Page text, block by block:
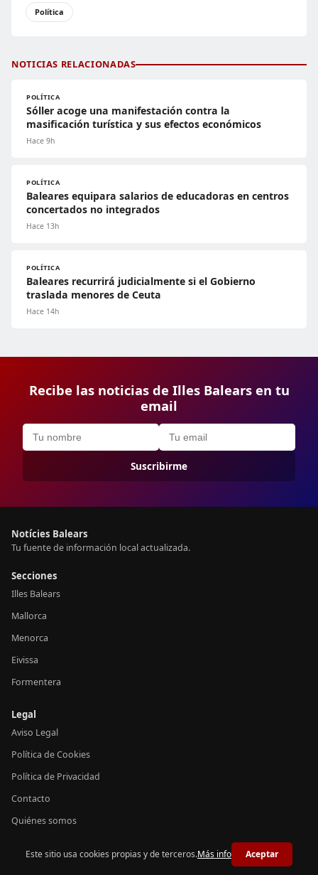
Política
NOTICIAS RELACIONADAS
POLÍTICA
Sóller acoge una manifestación contra la
masificación turística y sus efectos económicos
Hace 9h
POLÍTICA
Baleares equipara salarios de educadoras en centros
concertados no integrados
Hace 13h
POLÍTICA
Baleares recurrirá judicialmente si el Gobierno
traslada menores de Ceuta
Hace 14h
Recibe las noticias de Illes Balears en tu
email
Suscribirme
Notícies Balears
Tu fuente de información local actualizada.
Secciones
Illes Balears
Mallorca
Menorca
Eivissa
Formentera
Legal
Aviso Legal
Política de Cookies
Política de Privacidad
Contacto
Quiénes somos
© 2026 Notícies Balears
Este sitio usa cookies propias y de terceros.Más info Aceptar